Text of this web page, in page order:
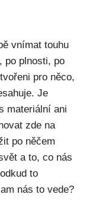
vnímat touhu
po plnosti, po
pro něco,
Je
materiální ani
zde na
po něčem
a to, co nás
to
nás to vede?